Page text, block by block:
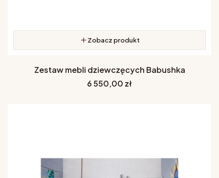
Zobacz produkt
Zestaw mebli dziewczęcych Babushka
Cena
6 550,00 zł